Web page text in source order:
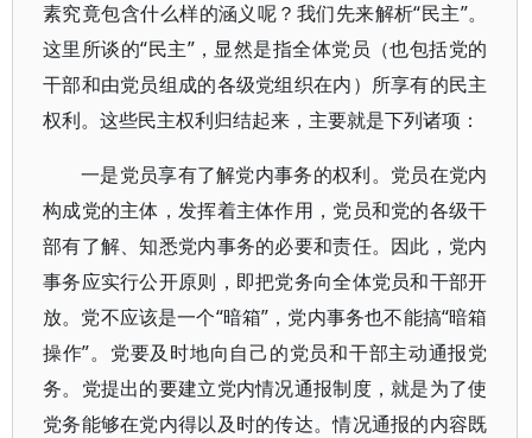
素究竟包含什么样的涵义呢？我们先来解析“民主”。
这里所谈的“民主”，显然是指全体党员（也包括党的
干部和由党员组成的各级党组织在内）所享有的民主
权利。这些民主权利归结起来，主要就是下列诸项：
一是党员享有了解党内事务的权利。党员在党内
构成党的主体，发挥着主体作用，党员和党的各级干
部有了解、知悉党内事务的必要和责任。因此，党内
事务应实行公开原则，即把党务向全体党员和干部开
放。党不应该是一个“暗箱”，党内事务也不能搞“暗箱
操作”。党要及时地向自己的党员和干部主动通报党
务。党提出的要建立党内情况通报制度，就是为了使
党务能够在党内得以及时的传达。情况通报的内容既